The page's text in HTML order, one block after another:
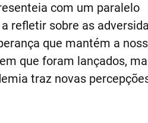
com um paralelo
refletir sobre as
que mantém a
que foram lançados,
traz novas